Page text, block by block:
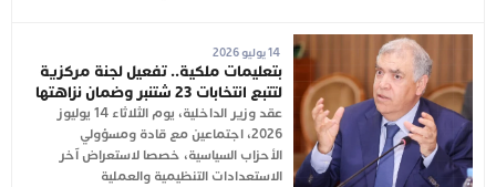
14 يوليو 2026
بتعليمات ملكية.. تفعيل لجنة مركزية
لتتبع انتخابات 23 شتنبر وضمان نزاهتها
عقد وزير الداخلية، يوم الثلاثاء 14 يوليوز
2026، اجتماعين مع قادة ومسؤولي
الأحزاب السياسية، خصصا لاستعراض آخر
الاستعدادات التنظيمية والعملية